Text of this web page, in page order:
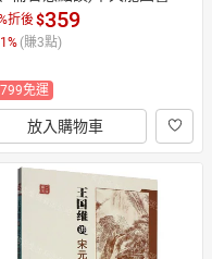
專賣店丨9787550736115
折後$359
1 % (賺3點)
免運
放入購物車